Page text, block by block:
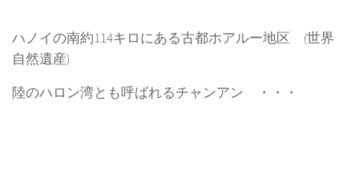
ハノイの南約114キロにある古都ホアルー地区 (世界
自然遺産)
陸のハロン湾とも呼ばれるチャンアン ・・・